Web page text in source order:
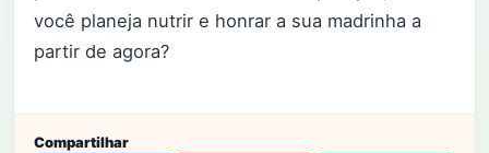
você planeja nutrir e honrar a sua madrinha a
partir de agora?
Compartilhar